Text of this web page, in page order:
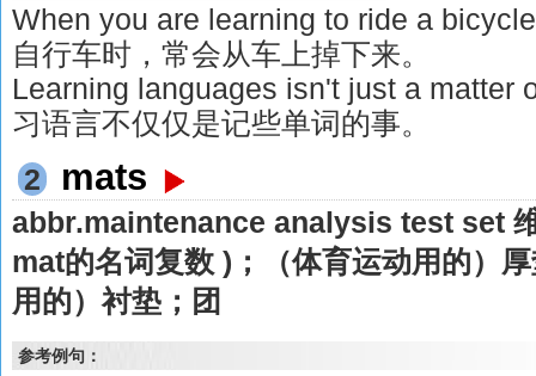
When you are learning to ride a
自行车时，常会从车上掉下来。
Learning languages isn't just a matter
习语言不仅仅是记些单词的事。
2
mats
abbr.maintenance analysis test set
mat的名词复数 )；（体育运动用的）
用的）衬垫；团
参考例句：